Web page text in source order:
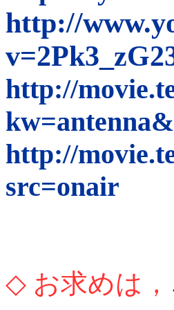
http://
http://
http://
src=onair
◇ お求めは，